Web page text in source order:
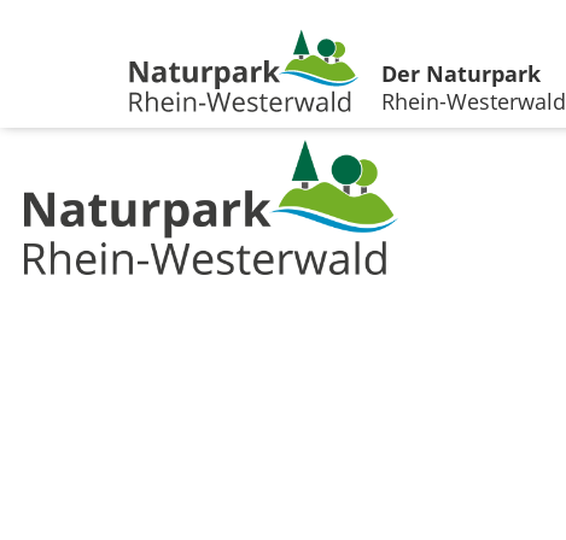
Der Naturpark
Rhein-Westerwald